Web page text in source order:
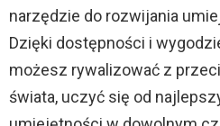
narzędzie do rozwijania
Dzięki dostępności i
możesz rywalizować z
świata, uczyć się od